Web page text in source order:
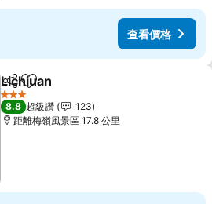
查看價格
分享 加入我的最愛
Lichiuan
3 星級
8.8 超級讚
123
距離梅嶺風景區 17.8 公里